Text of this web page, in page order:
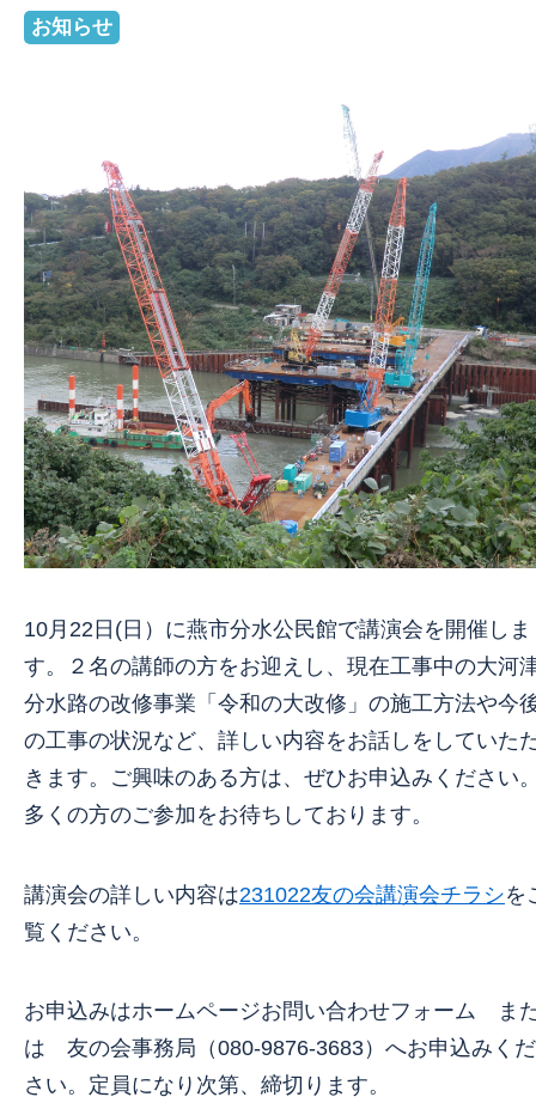
お知らせ
10月22日(日）に燕市分水公民館で講演会を開催しま
す。２名の講師の方をお迎えし、現在工事中の大河
分水路の改修事業「令和の大改修」の施工方法や今
の工事の状況など、詳しい内容をお話しをしていた
きます。ご興味のある方は、ぜひお申込みください
多くの方のご参加をお待ちしております。
講演会の詳しい内容は231022友の会講演会チラシを
覧ください。
お申込みはホームページお問い合わせフォーム ま
は 友の会事務局（080-9876-3683）へお申込みくだ
さい。定員になり次第、締切ります。